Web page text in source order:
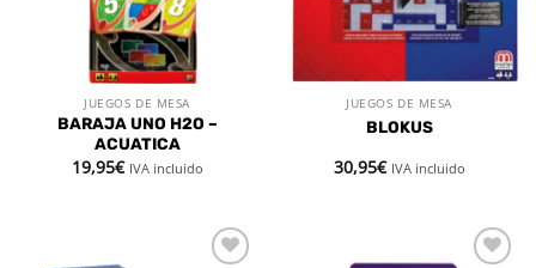
JUEGOS DE MESA
BARAJA UNO H2O –
ACUATICA
19,95€ IVA incluido
JUEGOS DE MESA
BLOKUS
30,95€ IVA incluido